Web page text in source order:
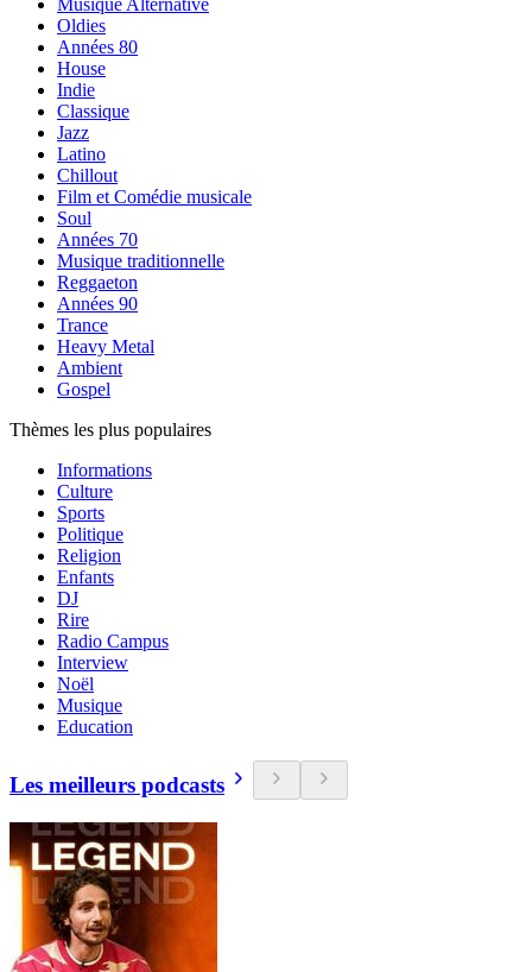
Musique Alternative
Oldies
Années 80
House
Indie
Classique
Jazz
Latino
Chillout
Film et Comédie musicale
Soul
Années 70
Musique traditionnelle
Reggaeton
Années 90
Trance
Heavy Metal
Ambient
Gospel
Thèmes les plus populaires
Informations
Culture
Sports
Politique
Religion
Enfants
DJ
Rire
Radio Campus
Interview
Noël
Musique
Education
Les meilleurs podcasts